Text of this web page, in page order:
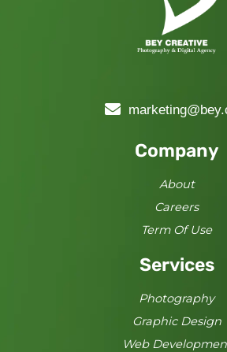
Company
About
Careers
Term Of Use
Services
Photography
Graphic Design
Web